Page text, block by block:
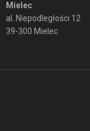
Mielec
al. Niepodległości 12
39-300 Mielec